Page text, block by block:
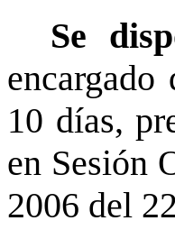
Se
10 días,
en Sesión
2006 del